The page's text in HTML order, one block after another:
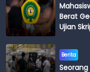
Berat
Ujian
Berita